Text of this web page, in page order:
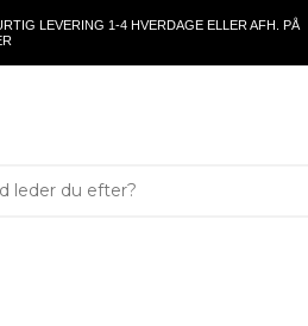
LEVERING 1-4 HVERDAGE ELLER AFH. PÅ